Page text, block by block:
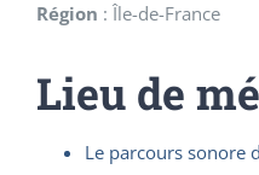
Région : Île-de-France
Lieu de
Le parcours sonore